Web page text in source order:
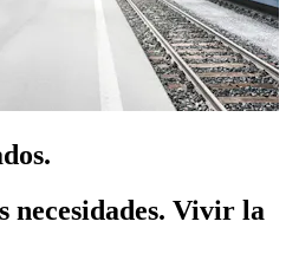
necesidades. Vivir la